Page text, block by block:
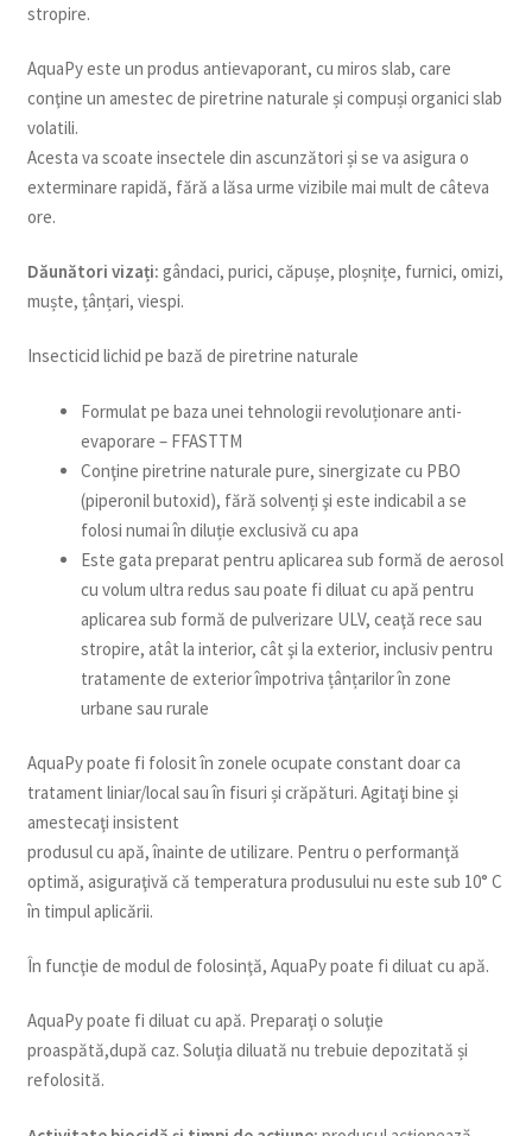
stropire.
AquaPy este un produs antievaporant, cu miros slab, care
conţine un amestec de piretrine naturale și compuși organici slab
volatili.
Acesta va scoate insectele din ascunzători și se va asigura o
exterminare rapidă, fără a lăsa urme vizibile mai mult de câteva
ore.
Dăunători vizați: gândaci, purici, căpușe, ploșnițe, furnici, omizi,
muște, țânțari, viespi.
Insecticid lichid pe bază de piretrine naturale
Formulat pe baza unei tehnologii revoluționare anti-
evaporare – FFASTTM
Conţine piretrine naturale pure, sinergizate cu PBO
(piperonil butoxid), fără solvenți şi este indicabil a se
folosi numai în diluție exclusivă cu apa
Este gata preparat pentru aplicarea sub formă de aerosol
cu volum ultra redus sau poate fi diluat cu apă pentru
aplicarea sub formă de pulverizare ULV, ceaţă rece sau
stropire, atât la interior, cât şi la exterior, inclusiv pentru
tratamente de exterior împotriva țânțarilor în zone
urbane sau rurale
AquaPy poate fi folosit în zonele ocupate constant doar ca
tratament liniar/local sau în fisuri și crăpături. Agitaţi bine și
amestecaţi insistent
produsul cu apă, înainte de utilizare. Pentru o performanţă
optimă, asiguraţivă că temperatura produsului nu este sub 10° C
în timpul aplicării.
În funcţie de modul de folosinţă, AquaPy poate fi diluat cu apă.
AquaPy poate fi diluat cu apă. Preparaţi o soluţie
proaspătă,după caz. Soluţia diluată nu trebuie depozitată și
refolosită.